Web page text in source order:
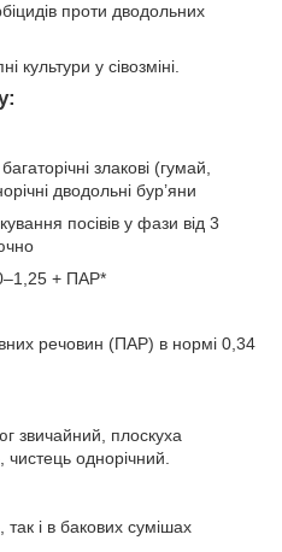
проти дводольних
культури у сівозміні.
злакові (гумай,
дводольні бур’яни
посівів у фази від 3
+ ПАР*
речовин (ПАР) в нормі 0,34
звичайний, плоскуха
однорічний.
так і в бакових сумішах